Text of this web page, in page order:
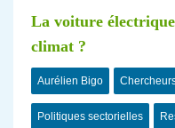
La voiture
climat ?
Aurélien Bigo
Politiques sectorielles